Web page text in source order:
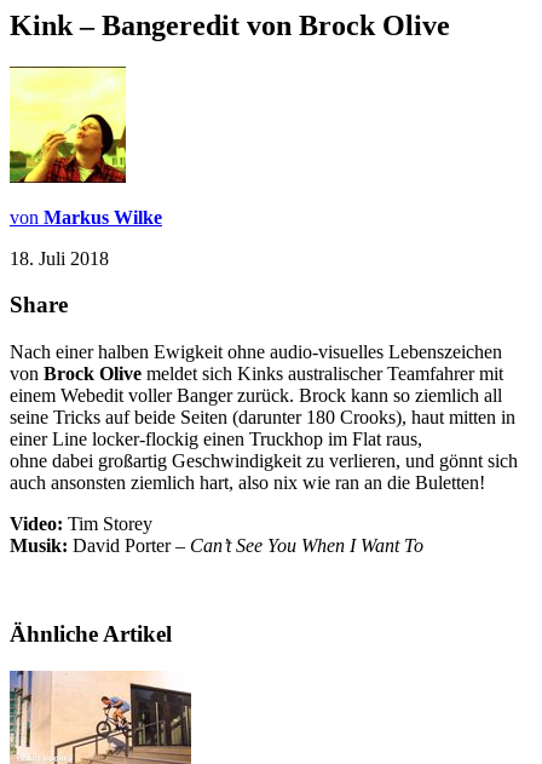
Kink – Bangeredit von Brock Olive
von Markus Wilke
18. Juli 2018
Share
Nach einer halben Ewigkeit ohne audio-visuelles Lebenszeichen
von Brock Olive meldet sich Kinks australischer Teamfahrer mit
einem Webedit voller Banger zurück. Brock kann so ziemlich all
seine Tricks auf beide Seiten (darunter 180 Crooks), haut mitten in
einer Line locker-flockig einen Truckhop im Flat raus,
ohne dabei großartig Geschwindigkeit zu verlieren, und gönnt sich
auch ansonsten ziemlich hart, also nix wie ran an die Buletten!
Video: Tim Storey
Musik: David Porter – Can’t See You When I Want To
Ähnliche Artikel